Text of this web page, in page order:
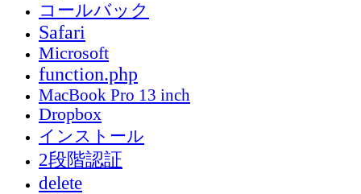
コールバック
Safari
Microsoft
function.php
MacBook Pro 13 inch
Dropbox
インストール
2段階認証
delete